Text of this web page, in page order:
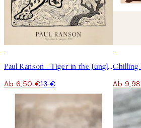
Paul Ranson - Tiger in the Jungle Poster
Ab 6,50 €13 €
Chilling
Ab